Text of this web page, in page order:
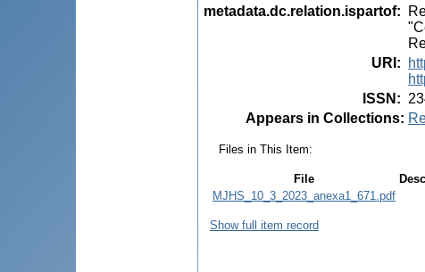
metadata.dc.relation.ispartof:
URI :
ISSN :
Appears in Collections:
Files in This Item:
File
MJHS_10_3_2023_anexa1_671.pdf
Show full item record